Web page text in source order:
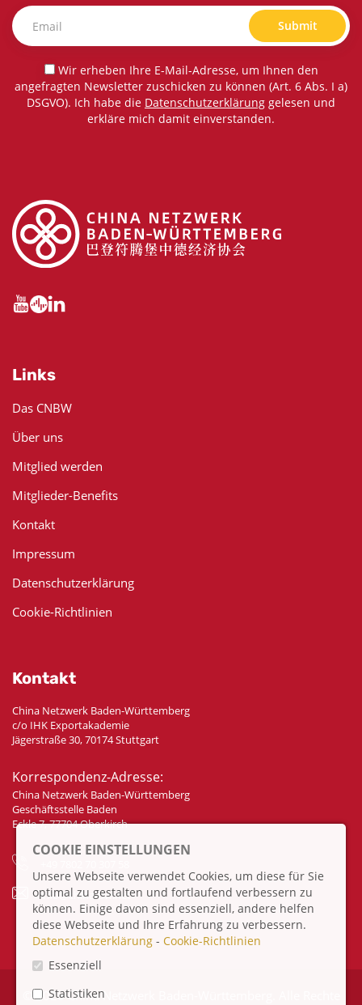
Submit
Wir erheben Ihre E-Mail-Adresse, um Ihnen den
angefragten Newsletter zuschicken zu können (Art. 6 Abs. I a)
DSGVO). Ich habe die Datenschutzerklärung gelesen und
erkläre mich damit einverstanden.
Links
Das CNBW
Über uns
Mitglied werden
Mitglieder-Benefits
Kontakt
Impressum
Datenschutzerklärung
Cookie-Richtlinien
Kontakt
China Netzwerk Baden-Württemberg
c/o IHK Exportakademie
Jägerstraße 30, 70174 Stuttgart
Korrespondenz-Adresse:
China Netzwerk Baden-Württemberg
Geschäftsstelle Baden
Eckle 7, 77704 Oberkirch
info@china-bw.net
© 2026 China Netzwerk Baden-Württemberg. Alle Rechte
COOKIE EINSTELLUNGEN
Unsere Webseite verwendet Cookies, um diese für Sie
optimal zu gestalten und fortlaufend verbessern zu
können. Einige davon sind essenziell, andere helfen
diese Webseite und Ihre Erfahrung zu verbessern.
Datenschutzerklärung - Cookie-Richtlinien
Essenziell
Statistiken